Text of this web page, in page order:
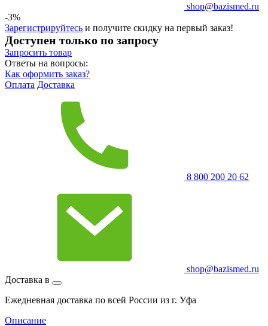
shop@bazismed.ru
-3%
Зарегистрируйтесь и получите скидку на первый заказ!
Доступен только по запросу
Запросить товар
Ответы на вопросы:
Как оформить заказ?
Оплата Доставка
8 800 200 20 62
shop@bazismed.ru
Доставка в
Ежедневная доставка по всей России из г. Уфа
Описание